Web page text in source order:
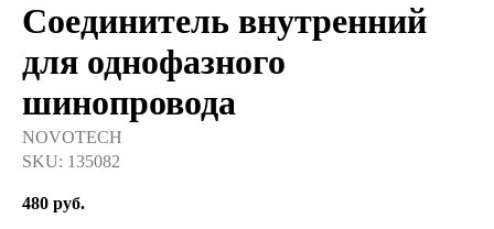
Соединитель внутренний
для однофазного
шинопровода
NOVOTECH
SKU: 135082
480 руб.